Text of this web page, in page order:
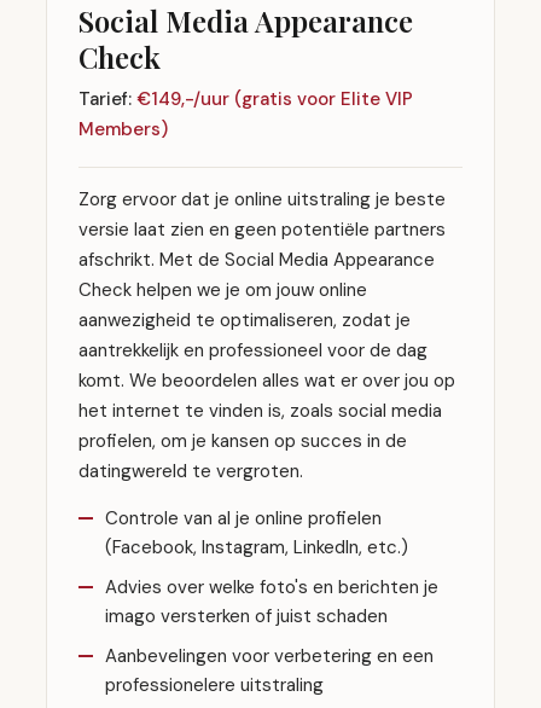
Social Media Appearance
Check
Tarief: €149,-/uur (gratis voor Elite VIP
Members)
Zorg ervoor dat je online uitstraling je beste
versie laat zien en geen potentiële partners
afschrikt. Met de Social Media Appearance
Check helpen we je om jouw online
aanwezigheid te optimaliseren, zodat je
aantrekkelijk en professioneel voor de dag
komt. We beoordelen alles wat er over jou op
het internet te vinden is, zoals social media
profielen, om je kansen op succes in de
datingwereld te vergroten.
Controle van al je online profielen
(Facebook, Instagram, LinkedIn, etc.)
Advies over welke foto's en berichten je
imago versterken of juist schaden
Aanbevelingen voor verbetering en een
professionelere uitstraling